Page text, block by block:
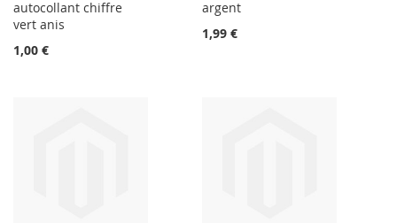
autocollant chiffre
vert anis
1,00 €
argent
1,99 €